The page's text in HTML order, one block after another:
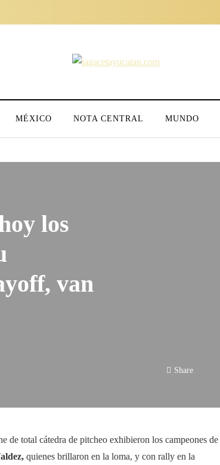
MÉXICO NOTA CENTRAL MUNDO
los
van
Share
de total cátedra de pitcheo exhibieron los campeones de
quienes brillaron en la loma, y con rally en la